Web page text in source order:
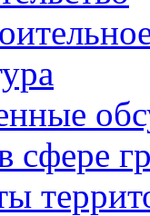
сфере